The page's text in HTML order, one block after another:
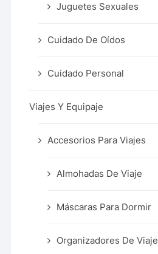
Juguetes Sexuales
Cuidado De Oídos
Cuidado Personal
Viajes Y Equipaje
Accesorios Para Viajes
Almohadas De Viaje
Máscaras Para Dormir
Organizadores De Viaje